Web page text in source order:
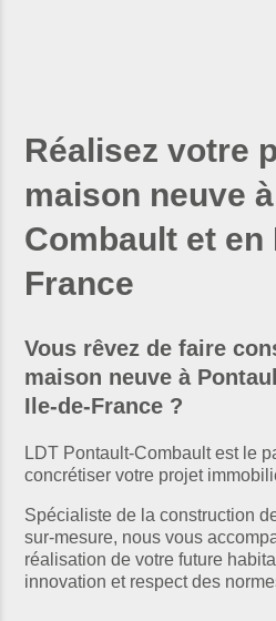
Réalisez votre
maison neuve
Combault et en
France
Vous rêvez de faire
maison neuve à
Ile-de-France ?
LDT Pontault-Combault est le
concrétiser votre projet
Spécialiste de la construction
sur-mesure, nous vous
réalisation de votre future
innovation et respect des